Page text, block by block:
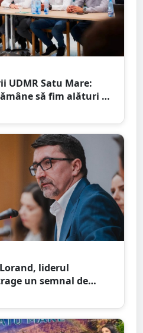
UDMR Satu Mare:
să fim alături de
liderul
un semnal de
”Ar pune
uriașă”